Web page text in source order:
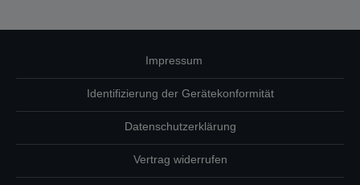
Impressum
Identifizierung der Gerätekonformität
Datenschutzerklärung
Vertrag widerrufen